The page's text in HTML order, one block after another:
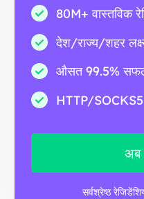
80M+ वास्तविक
देश/राज्य/शहर
औसत 99.5%
HTTP/SOCKS5
अब
सर्वश्रेष्ठ